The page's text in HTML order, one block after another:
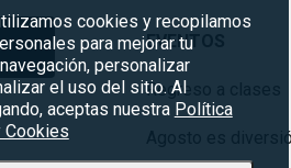
cookies y recopilamos
para mejorar tu
personalizar
el uso del sitio. Al
aceptas nuestra Política
Cookies
EVENTOS
Regreso a clases
Agosto es